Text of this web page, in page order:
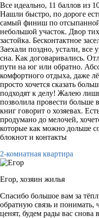
Все идеально, 11 баллов из
Нашли быстро, по дороге
самый финиш по
небольшой участок. Двор
застойка. Бесконтактное
Заехали поздно, устали, все
сна. Как договаривались.
пути на юг или обратно.
комфортного отдыха, даже
просто хочется сказать
подходят к делу! Жалею
позволила провести больше
книг говорит о хозяевах.
продумано до мелочей,
которые как можно дольше
блокнот и контакты
2-комнатная квартира
Егор, хозяин жилья
Спасибо большое вам за
обратную связь и понимать,
ценят, будем рады вас снова